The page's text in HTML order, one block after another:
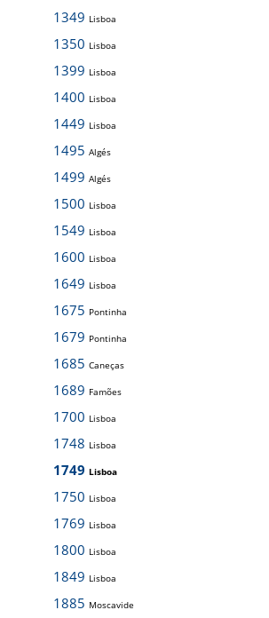
1349 Lisboa
1350 Lisboa
1399 Lisboa
1400 Lisboa
1449 Lisboa
1495 Algés
1499 Algés
1500 Lisboa
1549 Lisboa
1600 Lisboa
1649 Lisboa
1675 Pontinha
1679 Pontinha
1685 Caneças
1689 Famões
1700 Lisboa
1748 Lisboa
1749 Lisboa
1750 Lisboa
1769 Lisboa
1800 Lisboa
1849 Lisboa
1885 Moscavide